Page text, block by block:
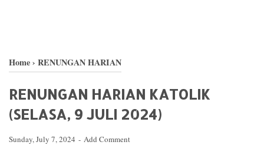
Home› RENUNGAN HARIAN
RENUNGAN HARIAN KATOLIK
(SELASA, 9 JULI 2024)
Sunday, July 7, 2024 Add Comment